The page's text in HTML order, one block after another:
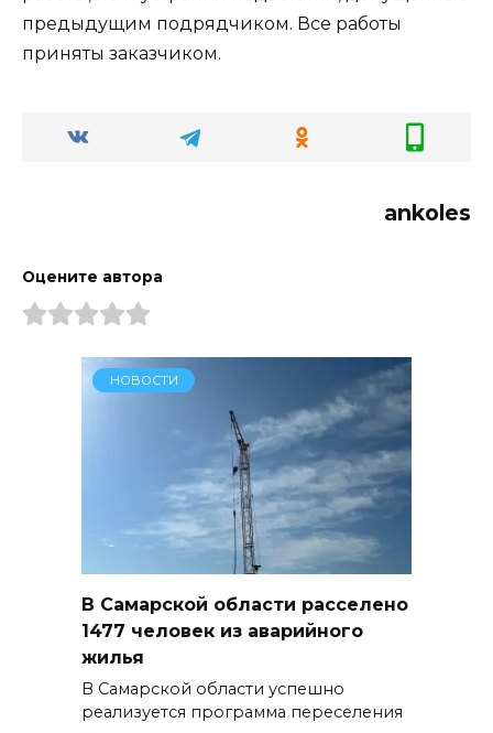
предыдущим подрядчиком. Все работы
приняты заказчиком.
ankoles
Оцените автора
НОВОСТИ
В Самарской области расселено
1477 человек из аварийного
жилья
В Самарской области успешно
реализуется программа переселения